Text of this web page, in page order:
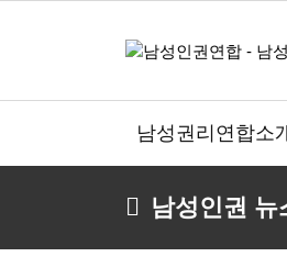
남성권리연합소
남성인권 뉴